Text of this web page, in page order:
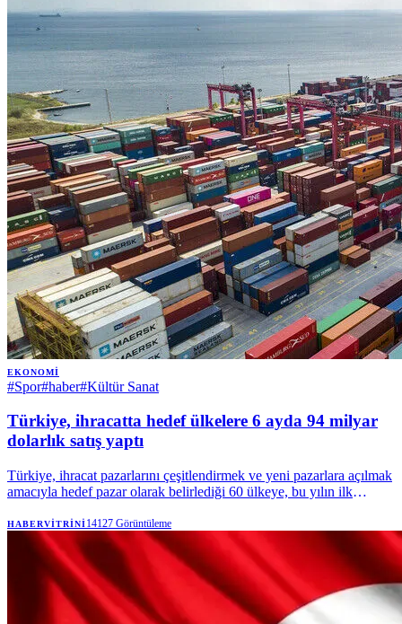
EKONOMI
#Spor#haber#Kültür Sanat
Türkiye, ihracatta hedef ülkelere 6 ayda 94 milyar
dolarlık satış yaptı
Türkiye, ihracat pazarlarını çeşitlendirmek ve yeni pazarlara açılmak
amacıyla hedef pazar olarak belirlediği 60 ülkeye, bu yılın ilk
233,3 milyar dolarlık ticaret hacmi elde etti. | Anadolu Ajansı
HABERVITRINI14127 Görüntüleme